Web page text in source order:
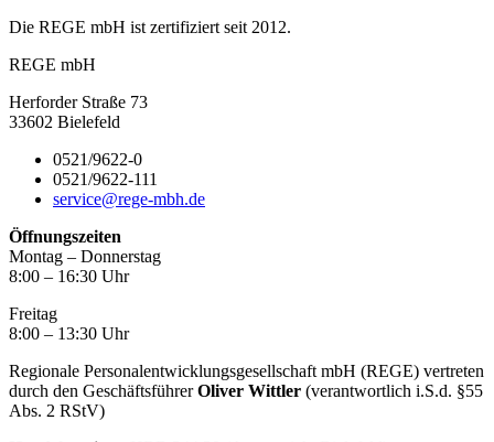
Die REGE mbH ist zertifiziert seit 2012.
REGE mbH
Herforder Straße 73
33602 Bielefeld
0521/9622-0
0521/9622-111
service@rege-mbh.de
Öffnungszeiten
Montag – Donnerstag
8:00 – 16:30 Uhr
Freitag
8:00 – 13:30 Uhr
Regionale Personalentwicklungsgesellschaft mbH (REGE) vertreten
durch den GeschäftsführerOliver Wittler (verantwortlich i.S.d. §55
Abs. 2 RStV)